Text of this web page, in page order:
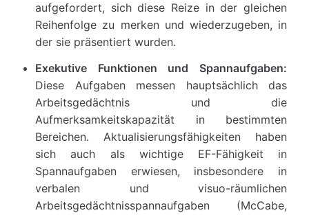
aufgefordert, sich diese Reize in der gleichen
Reihenfolge zu merken und wiederzugeben, in
der sie präsentiert wurden.
Exekutive Funktionen und Spannaufgaben:
Diese Aufgaben messen hauptsächlich das
Arbeitsgedächtnis und die
Aufmerksamkeitskapazität in bestimmten
Bereichen. Aktualisierungsfähigkeiten haben
sich auch als wichtige EF-Fähigkeit in
Spannaufgaben erwiesen, insbesondere in
verbalen und visuo-räumlichen
Arbeitsgedächtnisspannaufgaben (McCabe,